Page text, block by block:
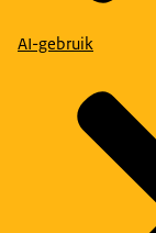
AI-gebruik